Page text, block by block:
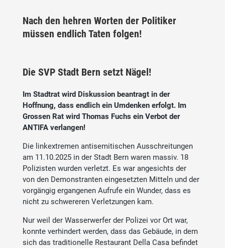
Nach den hehren Worten der Politiker
müssen endlich Taten folgen!
Die SVP Stadt Bern setzt Nägel!
Im Stadtrat wird Diskussion beantragt in der
Hoffnung, dass endlich ein Umdenken erfolgt. Im
Grossen Rat wird Thomas Fuchs ein Verbot der
ANTIFA verlangen!
Die linkextremen antisemitischen Ausschreitungen
am 11.10.2025 in der Stadt Bern waren massiv. 18
Polizisten wurden verletzt. Es war angesichts der
von den Demonstranten eingesetzten Mitteln und der
vorgängig ergangenen Aufrufe ein Wunder, dass es
nicht zu schwereren Verletzungen kam.
Nur weil der Wasserwerfer der Polizei vor Ort war,
konnte verhindert werden, dass das Gebäude, in dem
sich das traditionelle Restaurant Della Casa befindet